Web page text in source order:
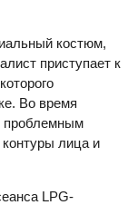
костюм,
приступает к
Во время
проблемным
лица и
LPG-